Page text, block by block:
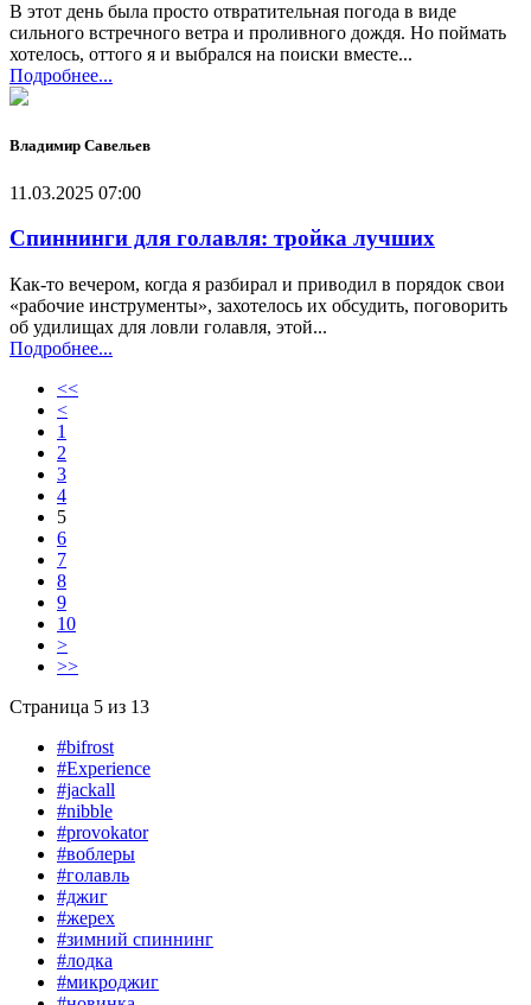
В этот день была просто отвратительная погода в виде
сильного встречного ветра и проливного дождя. Но поймать
хотелось, оттого я и выбрался на поиски вместе...
Подробнее...
Владимир Савельев
11.03.2025 07:00
Спиннинги для голавля: тройка лучших
Как-то вечером, когда я разбирал и приводил в порядок свои
«рабочие инструменты», захотелось их обсудить, поговорить
об удилищах для ловли голавля, этой...
Подробнее...
<<
<
1
2
3
4
5
6
7
8
9
10
>
>>
Страница 5 из 13
#bifrost
#Experience
#jackall
#nibble
#provokator
#воблеры
#голавль
#джиг
#жерех
#зимний спиннинг
#лодка
#микроджиг